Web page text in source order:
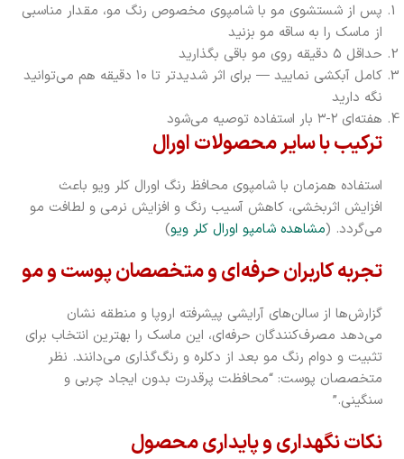
پس از شستشوی مو با شامپوی مخصوص رنگ مو، مقدار مناسبی
از ماسک را به ساقه مو بزنید
حداقل ۵ دقیقه روی مو باقی بگذارید
کامل آبکشی نمایید — برای اثر شدید‌تر تا ۱۰ دقیقه هم می‌توانید
نگه دارید
هفته‌ای ۲-۳ بار استفاده توصیه می‌شود
ترکیب با سایر محصولات اورال
استفاده همزمان با شامپوی محافظ رنگ اورال کلر ویو باعث
افزایش اثربخشی، کاهش آسیب رنگ و افزایش نرمی و لطافت مو
می‌گردد. (مشاهده شامپو اورال کلر ویو)
تجربه کاربران حرفه‌ای و متخصصان پوست و مو
گزارش‌ها از سالن‌های آرایشی پیشرفته اروپا و منطقه نشان
می‌دهد مصرف‌کنندگان حرفه‌ای، این ماسک را بهترین انتخاب برای
تثبیت و دوام رنگ مو بعد از دکلره و رنگ‌گذاری می‌دانند. نظر
متخصصان پوست: “محافظت پرقدرت بدون ایجاد چربی و
سنگینی.”
نکات نگهداری و پایداری محصول